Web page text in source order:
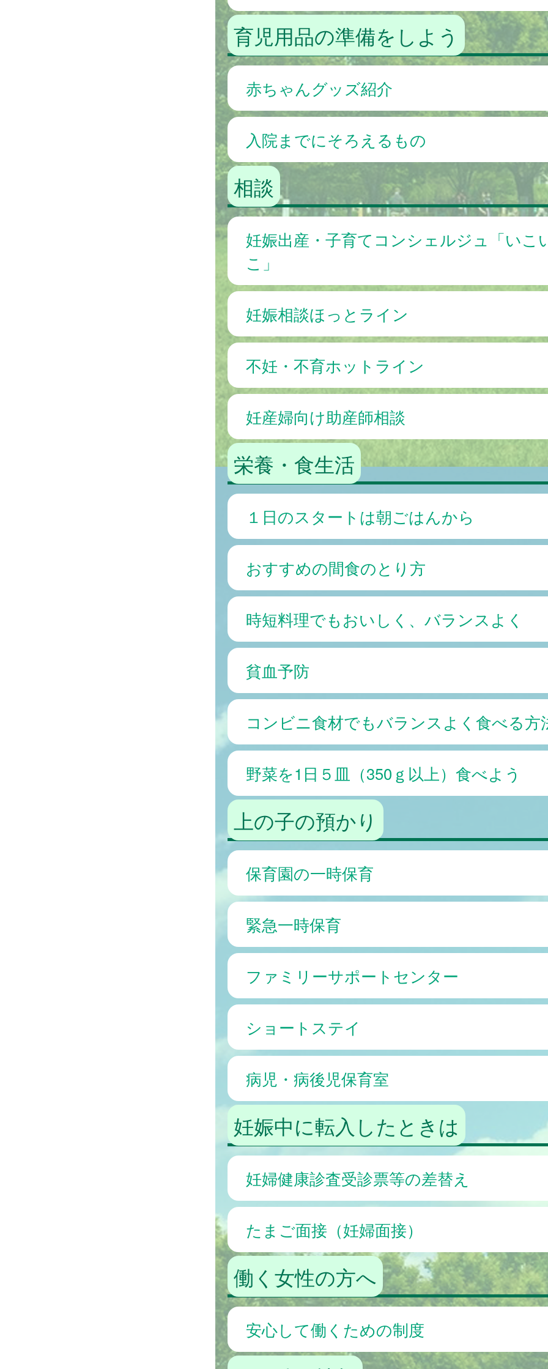
育児用品の準備をしよう
赤ちゃんグッズ紹介
入院までにそろえるもの
相談
妊娠出産・子育てコンシェルジュ「いこ
こ」
妊娠相談ほっとライン
不妊・不育ホットライン
妊産婦向け助産師相談
栄養・食生活
１日のスタートは朝ごはんから
おすすめの間食のとり方
時短料理でもおいしく、バランスよく
貧血予防
コンビニ食材でもバランスよく食べる方
野菜を1日５皿（350ｇ以上）食べよう
上の子の預かり
保育園の一時保育
緊急一時保育
ファミリーサポートセンター
ショートステイ
病児・病後児保育室
妊娠中に転入したときは
妊婦健康診査受診票等の差替え
たまご面接（妊婦面接）
働く女性の方へ
安心して働くための制度